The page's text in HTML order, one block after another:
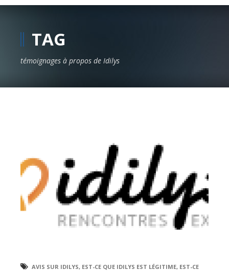
TAG
témoignages à propos de Idilys
AVIS SUR IDILYS, EST-CE QUE IDILYS EST LÉGITIME, EST-CE